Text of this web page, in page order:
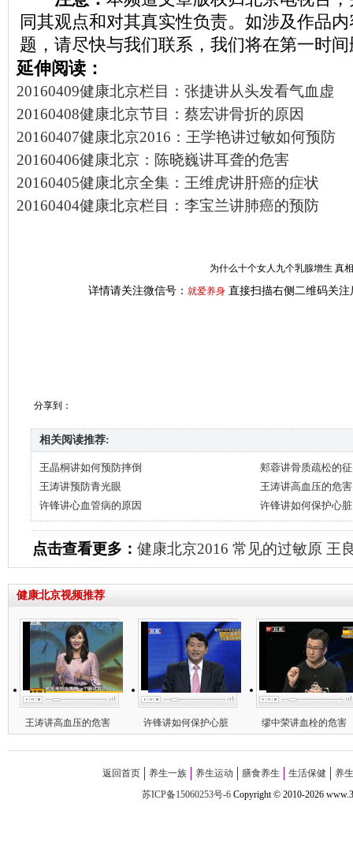
同其观点和对其真实性负责。如涉及作品
题，请尽快与我们联系，我们将在第一时
延伸阅读：
20160409健康北京栏目：张捷讲从头发看气血虚
20160408健康北京节目：蔡宏讲骨折的原因
20160407健康北京2016：王学艳讲过敏如何预防
20160406健康北京：陈晓巍讲耳聋的危害
20160405健康北京全集：王维虎讲肝癌的症状
20160404健康北京栏目：李宝兰讲肺癌的预防
为什么十个女人九个乳腺增生 真
详情请关注微信号： 就爱养身 直接扫描右侧二维码关注
分享到：
相关阅读推荐:
王晶桐讲如何预防摔倒
郏蓉讲骨质疏松的
王涛讲预防青光眼
王涛讲高血压的危害
许锋讲心血管病的原因
许锋讲如何保护心脏
点击查看更多： 健康北京2016 常见的过敏原 王
健康北京视频推荐
王涛讲高血压的危害 许锋讲如何保护心脏 缪中荣讲血栓的危害
返回首页 养生一族 养生运动 膳食养生 生活保健
养
苏ICP备15060253号-6Copyright©2010-2026